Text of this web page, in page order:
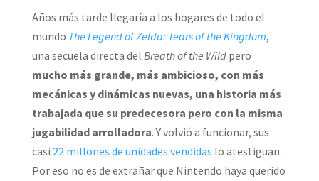
Años más tarde llegaría a los hogares de todo el
mundo The Legend of Zelda: Tears of the Kingdom,
una secuela directa del Breath of the Wildpero
mucho más grande, más ambicioso, con más
mecánicas y dinámicas nuevas, una historia más
trabajada que su predecesora pero con la misma
jugabilidad arrolladora. Y volvió a funcionar, sus
casi 22 millones de unidades vendidas lo atestiguan.
Por eso no es de extrañar que Nintendo haya querido